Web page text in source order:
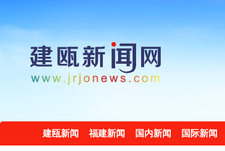
建瓯新闻 福建新闻 国内新闻 国际新闻